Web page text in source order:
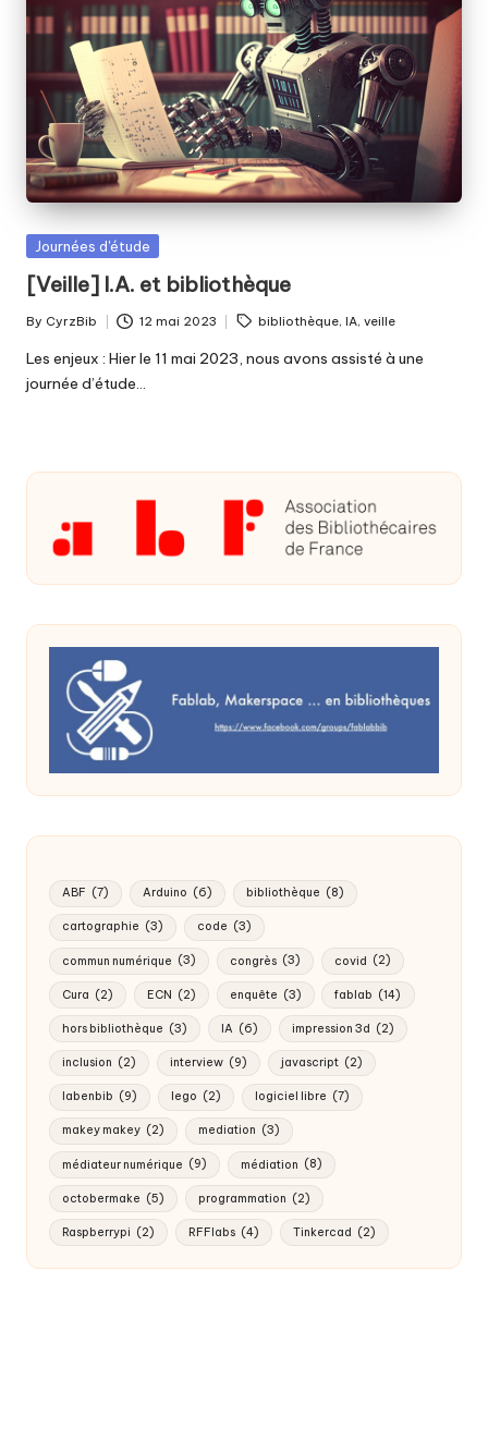
b
i
b
fabriquer
ensemble
Posted
Journées d'étude
[Veille] I.A. et bibliothèque
Posted
by
By CyrzBib 12 mai 2023
Tags: bibliothèque,IA,veille
Les enjeux : Hier le 11 mai 2023, nous avons assisté à une
journée d’étude…
ABF (7) Arduino (6) bibliothèque (8)
cartographie (3) code (3)
commun numérique (3) congrès (3) covid (2)
Cura (2) ECN (2) enquête (3) fablab (14)
hors bibliothèque (3) IA (6) impression 3d (2)
inclusion (2) interview (9) javascript (2)
labenbib (9) lego (2) logiciel libre (7)
makey makey (2) mediation (3)
médiateur numérique (9) médiation (8)
octobermake (5) programmation (2)
Raspberrypi (2) RFFlabs (4) Tinkercad (2)